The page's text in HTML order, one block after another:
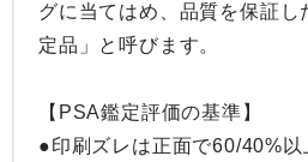
グに当てはめ、品質を保証
定品」と呼びます。
【PSA鑑定評価の基準】
●印刷ズレは正面で60/40%